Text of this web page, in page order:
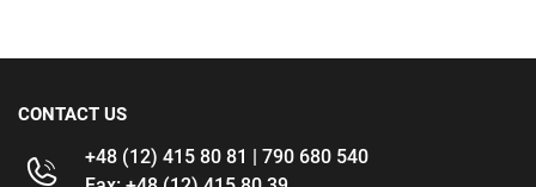
CONTACT US
+48 (12) 415 80 81 | 790 680 540